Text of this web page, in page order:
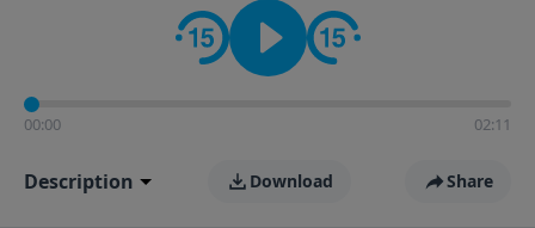
00:00 02:11
Description Download Share